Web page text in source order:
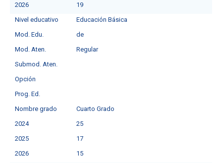
2026
19
Nivel educativo
Educación Básica
Mod. Edu.
deㅤ
Mod. Aten.
Regular
Submod. Aten.
Opción
Prog. Ed.
Nombre grado
Cuarto Grado
2024
25
2025
17
2026
15